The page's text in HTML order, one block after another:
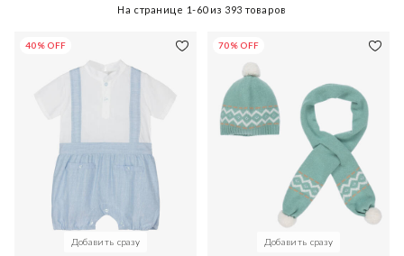
На странице 1-60из 393 товаров
40% OFF
Добавить сразу
70% OFF
Добавить сразу